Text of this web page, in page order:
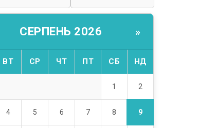
СЕРПЕНЬ 2026 »
ВТ СР ЧТ ПТ СБ НД
1 2
4 5 6 7 8 9